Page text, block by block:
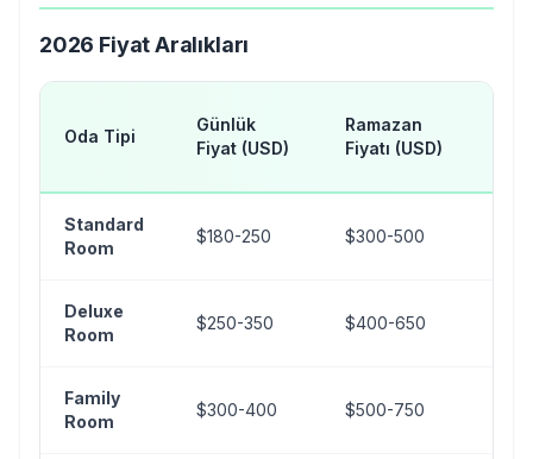
2026 Fiyat Aralıkları
Oda Tipi
Günlük
Fiyat (USD)
Ramazan
Fiyatı (USD)
Standard
Room
$180-250 $300-500
Deluxe
Room
$250-350 $400-650
Family
Room
$300-400 $500-750